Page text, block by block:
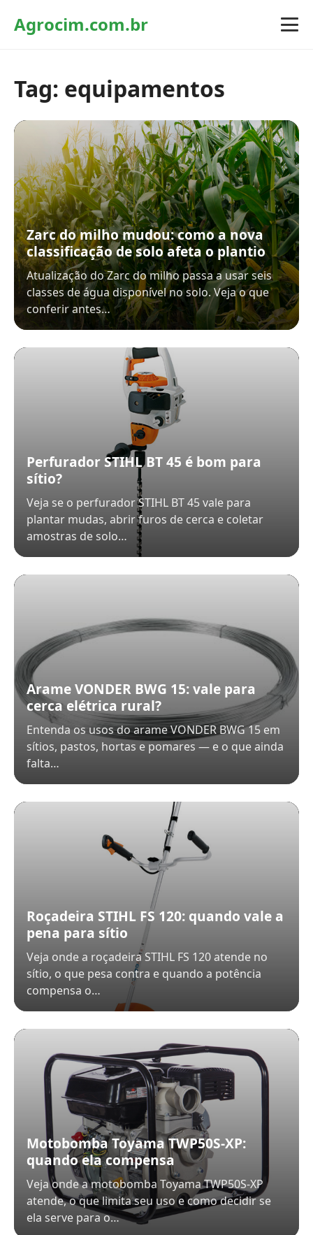
Agrocim.com.br
Tag: equipamentos
Zarc do milho mudou: como a nova
classificação de solo afeta o plantio
Atualização do Zarc do milho passa a usar seis
classes de água disponível no solo. Veja o que
conferir antes…
Perfurador STIHL BT 45 é bom para
sítio?
Veja se o perfurador STIHL BT 45 vale para
plantar mudas, abrir furos de cerca e coletar
amostras de solo…
Arame VONDER BWG 15: vale para
cerca elétrica rural?
Entenda os usos do arame VONDER BWG 15 em
sítios, pastos, hortas e pomares — e o que ainda
falta…
Roçadeira STIHL FS 120: quando vale a
pena para sítio
Veja onde a roçadeira STIHL FS 120 atende no
sítio, o que pesa contra e quando a potência
compensa o…
Motobomba Toyama TWP50S-XP:
quando ela compensa
Veja onde a motobomba Toyama TWP50S-XP
atende, o que limita seu uso e como decidir se
ela serve para o…